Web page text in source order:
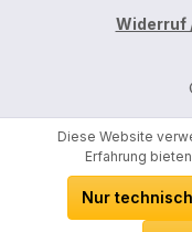
Widerruf
Diese Website
Erfahrung
Nur